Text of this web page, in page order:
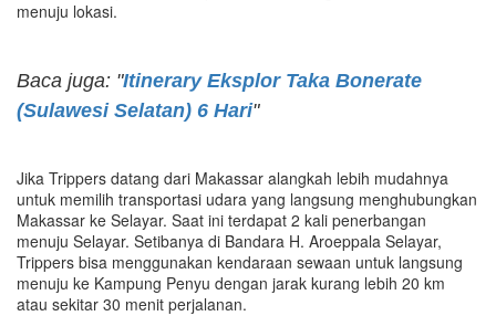
menuju lokasi.
Baca juga: "Itinerary Eksplor Taka Bonerate
(Sulawesi Selatan) 6 Hari"
Jika Trippers datang dari Makassar alangkah lebih mudahnya
untuk memilih transportasi udara yang langsung menghubungkan
Makassar ke Selayar. Saat ini terdapat 2 kali penerbangan
menuju Selayar. Setibanya di Bandara H. Aroeppala Selayar,
Trippers bisa menggunakan kendaraan sewaan untuk langsung
menuju ke Kampung Penyu dengan jarak kurang lebih 20 km
atau sekitar 30 menit perjalanan.